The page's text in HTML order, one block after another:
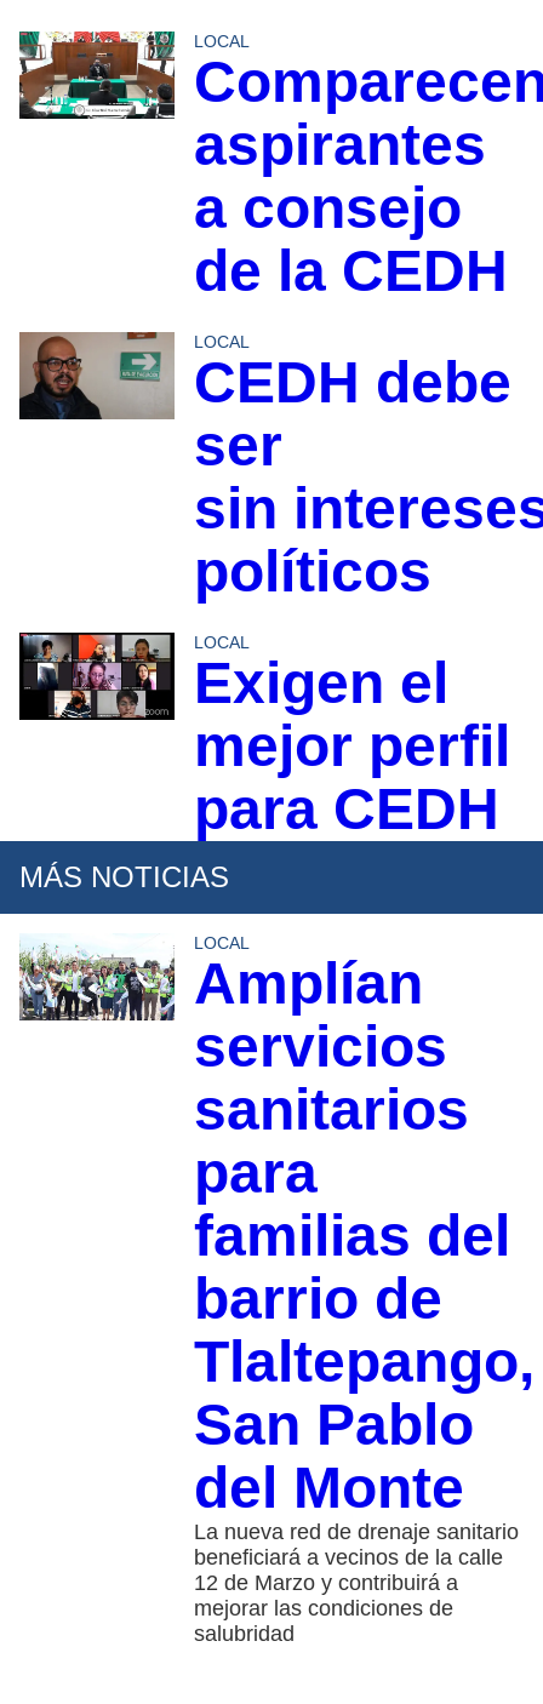
LOCAL
aspirantes
a consejo
de la CEDH
LOCAL
CEDH debe
ser
sin
políticos
LOCAL
Exigen el
mejor perfil
para CEDH
MÁS NOTICIAS
LOCAL
Amplían
servicios
sanitarios
para
familias del
barrio de
Tlaltepango,
San Pablo
del Monte
La nueva red de drenaje sanitario
beneficiará a vecinos de la calle
12 de Marzo y contribuirá a
mejorar las condiciones de
salubridad